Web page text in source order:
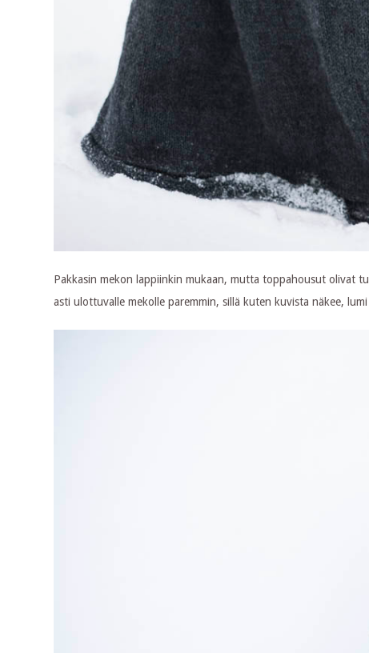
Pakkasin mekon lappiinkin mukaan, mutta toppahousut olivat
asti ulottuvalle mekolle paremmin, sillä kuten kuvista näkee,